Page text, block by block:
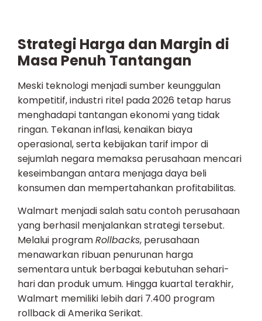
Strategi Harga dan Margin di
Masa Penuh Tantangan
Meski teknologi menjadi sumber keunggulan
kompetitif, industri ritel pada 2026 tetap harus
menghadapi tantangan ekonomi yang tidak
ringan. Tekanan inflasi, kenaikan biaya
operasional, serta kebijakan tarif impor di
sejumlah negara memaksa perusahaan mencari
keseimbangan antara menjaga daya beli
konsumen dan mempertahankan profitabilitas.
Walmart menjadi salah satu contoh perusahaan
yang berhasil menjalankan strategi tersebut.
Melalui programRollbacks, perusahaan
menawarkan ribuan penurunan harga
sementara untuk berbagai kebutuhan sehari-
hari dan produk umum. Hingga kuartal terakhir,
Walmart memiliki lebih dari 7.400 program
rollback di Amerika Serikat.